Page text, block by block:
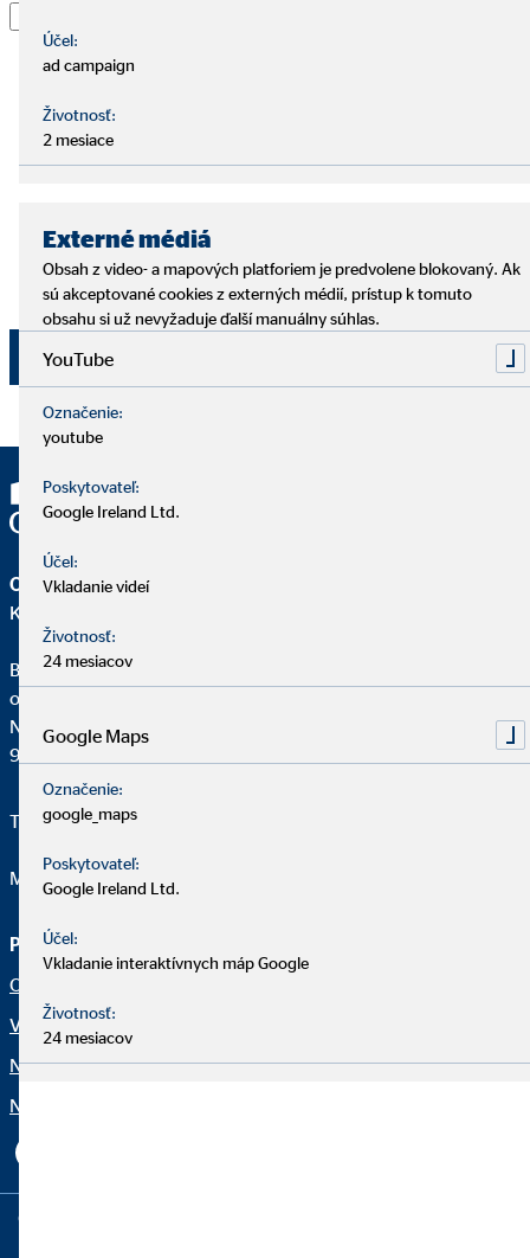
tým, že spoločnosť OVB Allfinanz Slovensko a.s. použije
informácie a kontaktné údaje, ktoré som uviedol, aby
nej a spracoval moju žiadosť. To platí najmä pre použitie
e-mailovej adresy a telefónneho čísla na vyššie uvedené
alebo poštou na adresu zodpovedného pracovníka OVB
Allfinanz Slovensko a.s., , Vajnorská 100/A, 831 04
Bratislava - mestská časť Nové Mesto.
Odoslať
OVB Allfinanz Slovensko a.s.
Kancelária | Myjava
Bc. Michal Šandor
okresný riaditeľ pre OVB
Námestie M. R. Štefánika 582/29B
907 01 Myjava
Telefon:0905 597 384
Mail: sandormichal@ovbmail.eu
Právne upozornenia
Ochrana osobných údajov
Vyhlásenie o prístupnosti
Netiketa
Nastavenia súborov cookie
Copyright © 2026 by OVB Allfinanz Slovensko a.s. | All Rights
Účel:
ad campaign
Životnosť:
2 mesiace
Externé médiá
Obsah z video- a mapových platforiem je predvolene blokovaný. Ak
sú akceptované cookies z externých médií, prístup k tomuto
obsahu si už nevyžaduje ďalší manuálny súhlas.
YouTube
Označenie:
youtube
Poskytovateľ:
Google Ireland Ltd.
Účel:
Vkladanie videí
Životnosť:
24 mesiacov
Google Maps
Označenie:
google_maps
Poskytovateľ:
Google Ireland Ltd.
Účel:
Vkladanie interaktívnych máp Google
Životnosť:
24 mesiacov